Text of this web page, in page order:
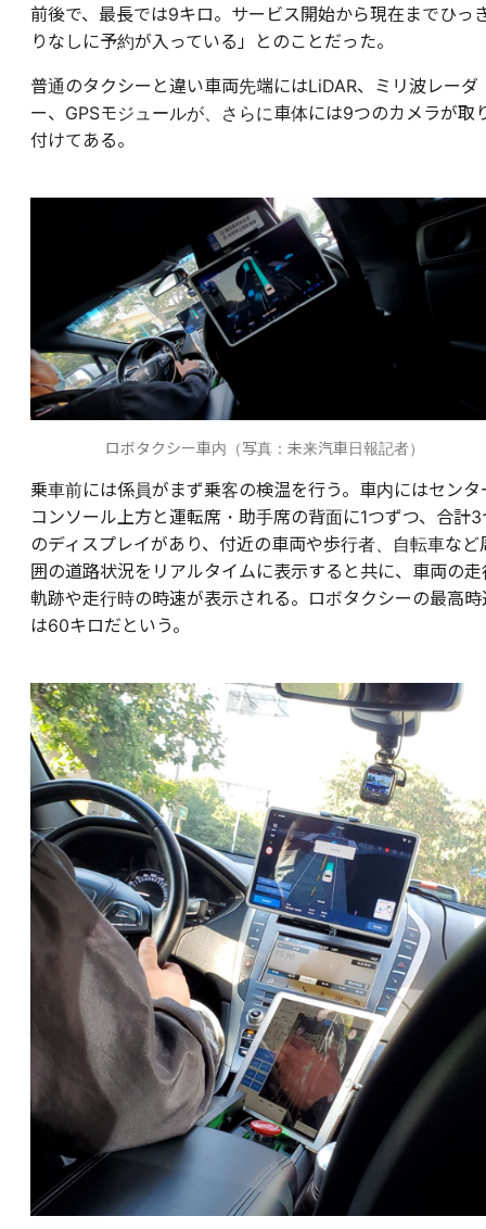
前後で、最長では9キロ。サービス開始から現在までひっ
りなしに予約が入っている」とのことだった。
普通のタクシーと違い車両先端にはLiDAR、ミリ波レーダ
ー、GPSモジュールが、さらに車体には9つのカメラが取
付けてある。
ロボタクシー車内（写真：未来汽車日報記者）
乗車前には係員がまず乗客の検温を行う。車内にはセンタ
コンソール上方と運転席・助手席の背面に1つずつ、合計3
のディスプレイがあり、付近の車両や歩行者、自転車など
囲の道路状況をリアルタイムに表示すると共に、車両の走
軌跡や走行時の時速が表示される。ロボタクシーの最高時
は60キロだという。